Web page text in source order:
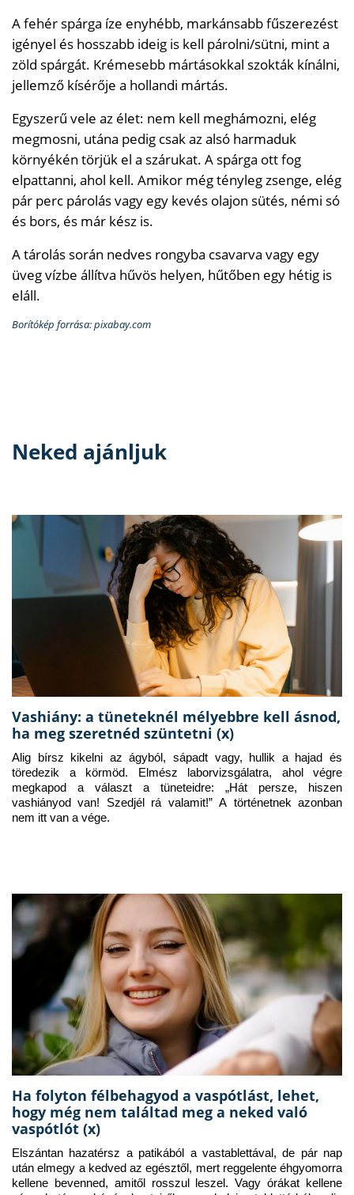
A fehér spárga íze enyhébb, markánsabb fűszerezést
igényel és hosszabb ideig is kell párolni/sütni, mint a
zöld spárgát. Krémesebb mártásokkal szokták kínálni,
jellemző kísérője a hollandi mártás.
Egyszerű vele az élet: nem kell meghámozni, elég
megmosni, utána pedig csak az alsó harmaduk
környékén törjük el a szárukat. A spárga ott fog
elpattanni, ahol kell. Amikor még tényleg zsenge, elég
pár perc párolás vagy egy kevés olajon sütés, némi só
és bors, és már kész is.
A tárolás során nedves rongyba csavarva vagy egy
üveg vízbe állítva hűvös helyen, hűtőben egy hétig is
eláll.
Borítókép forrása: pixabay.com
Neked ajánljuk
Vashiány: a tüneteknél mélyebbre kell ásnod,
ha meg szeretnéd szüntetni (x)
Alig bírsz kikelni az ágyból, sápadt vagy, hullik a hajad és
töredezik a körmöd. Elmész laborvizsgálatra, ahol végre
megkapod a választ a tüneteidre: „Hát persze, hiszen
vashiányod van! Szedjél rá valamit!” A történetnek azonban
nem itt van a vége.
Ha folyton félbehagyod a vaspótlást, lehet,
hogy még nem találtad meg a neked való
vaspótlót (x)
Elszántan hazatérsz a patikából a vastablettával, de pár nap
után elmegy a kedved az egésztől, mert reggelente éhgyomorra
kellene bevenned, amitől rosszul leszel. Vagy órákat kellene